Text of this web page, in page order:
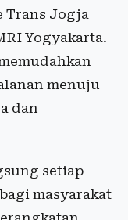
Trans Jogja
Yogyakarta.
menuju
dan
setiap
masyarakat